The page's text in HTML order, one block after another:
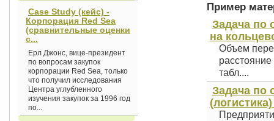
Case Study (кейс) -
Корпорация Red Sea
(сравнительные оценки
с...
Ерл Джонс, вице-президент
по вопросам закупок
корпорации Red Sea, только
что получил исследования
Центра углубленного
изучения закупок за 1996 год
по...
Пример
Задача по
на
Объем
табл....
Задача по